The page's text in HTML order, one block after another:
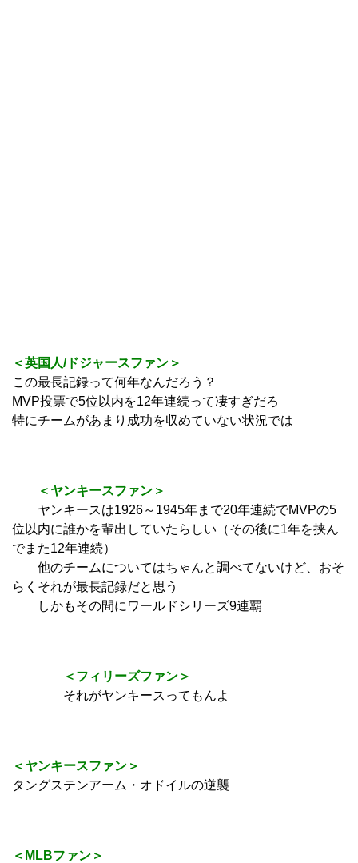
＜英国人/ドジャースファン＞
この最長記録って何年なんだろう？
MVP投票で5位以内を12年連続って凄すぎだろ
特にチームがあまり成功を収めていない状況では
＜ヤンキースファン＞
ヤンキースは1926～1945年まで20年連続でMVPの5
位以内に誰かを輩出していたらしい（その後に1年を挟ん
でまた12年連続）
他のチームについてはちゃんと調べてないけど、おそ
らくそれが最長記録だと思う
しかもその間にワールドシリーズ9連覇
＜フィリーズファン＞
それがヤンキースってもんよ
＜ヤンキースファン＞
タングステンアーム・オドイルの逆襲
＜MLBファン＞